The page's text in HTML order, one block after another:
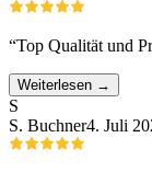
“Top Qualität und
Weiterlesen →
S
S. Buchner4. Juli